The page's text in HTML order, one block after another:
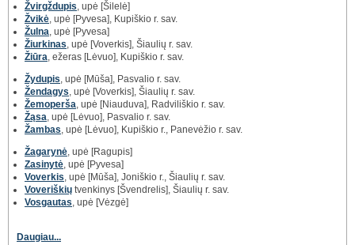
Žvirgždupis, upė [Šilelė]
Žvikė, upė [Pyvesa], Kupiškio r. sav.
Žulna, upė [Pyvesa]
Žiurkinas, upė [Voverkis], Šiaulių r. sav.
Žiūra, ežeras [Lėvuo], Kupiškio r. sav.
Žydupis, upė [Mūša], Pasvalio r. sav.
Žendagys, upė [Voverkis], Šiaulių r. sav.
Žemoperša, upė [Niauduva], Radviliškio r. sav.
Žąsa, upė [Lėvuo], Pasvalio r. sav.
Žambas, upė [Lėvuo], Kupiškio r., Panevėžio r. sav.
Žagarynė, upė [Ragupis]
Zasinytė, upė [Pyvesa]
Voverkis, upė [Mūša], Joniškio r., Šiaulių r. sav.
Voveriškių tvenkinys [Švendrelis], Šiaulių r. sav.
Vosgautas, upė [Vėzgė]
Daugiau...